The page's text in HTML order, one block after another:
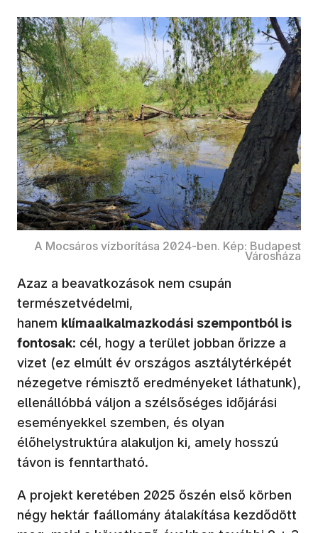
A Mocsáros vízborítása 2024-ben. Kép: Budapest
Városháza
Azaz a beavatkozások nem csupán
természetvédelmi,
hanem klímaalkalmazkodási szempontból is
fontosak: cél, hogy a terület jobban őrizze a
vizet (ez elmúlt év országos asztálytérképét
nézegetve rémisztő eredményeket láthatunk),
ellenállóbbá váljon a szélsőséges időjárási
eseményekkel szemben, és olyan
élőhelystruktúra alakuljon ki, amely hosszú
távon is fenntartható.
A projekt keretében 2025 őszén első körben
négy hektár faállomány átalakítása kezdődött